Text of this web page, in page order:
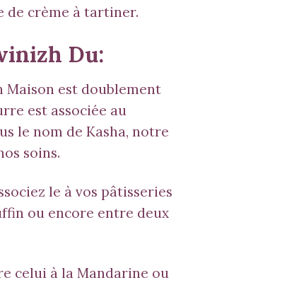
de crème à tartiner.
Du:
est doublement
est associée au
le nom de Kasha, notre
soins.
le à vos pâtisseries
ou encore entre deux
celui à la Mandarine ou